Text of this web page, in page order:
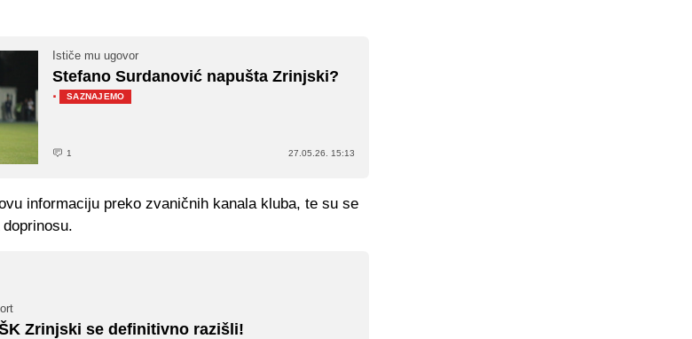
Ističe mu ugovor
Stefano Surdanović napušta Zrinjski?
·
SAZNAJEMO
1 27.05.26. 15:13
informaciju preko zvaničnih kanala kluba, te su se
Zrinjski se definitivno razišli!